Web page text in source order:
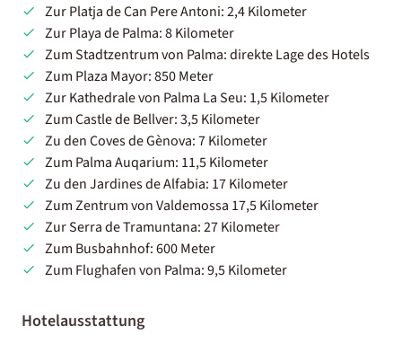
Zur Platja de Can Pere Antoni: 2,4 Kilometer
Zur Playa de Palma: 8 Kilometer
Zum Stadtzentrum von Palma: direkte Lage des Hotels
Zum Plaza Mayor: 850 Meter
Zur Kathedrale von Palma La Seu: 1,5 Kilometer
Zum Castle de Bellver: 3,5 Kilometer
Zu den Coves de Gènova: 7 Kilometer
Zum Palma Auqarium: 11,5 Kilometer
Zu den Jardines de Alfabia: 17 Kilometer
Zum Zentrum von Valdemossa 17,5 Kilometer
Zur Serra de Tramuntana: 27 Kilometer
Zum Busbahnhof: 600 Meter
Zum Flughafen von Palma: 9,5 Kilometer
Hotelausstattung